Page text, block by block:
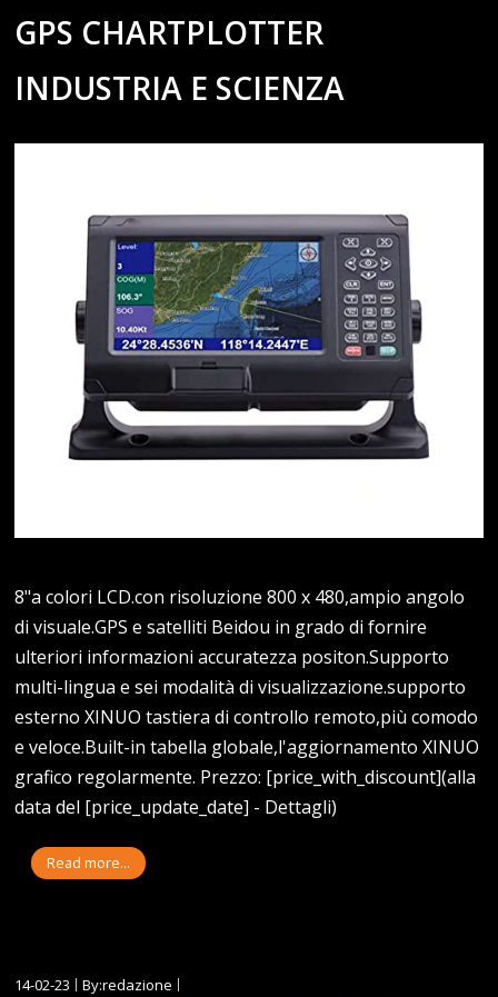
GPS CHARTPLOTTER
INDUSTRIA E SCIENZA
8"a colori LCD.con risoluzione 800 x 480,ampio angolo
di visuale.GPS e satelliti Beidou in grado di fornire
ulteriori informazioni accuratezza positon.Supporto
multi-lingua e sei modalità di visualizzazione.supporto
esterno XINUO tastiera di controllo remoto,più comodo
e veloce.Built-in tabella globale,l'aggiornamento XINUO
grafico regolarmente. Prezzo: [price_with_discount](alla
data del [price_update_date] - Dettagli)
Read more...
14-02-23
By:redazione